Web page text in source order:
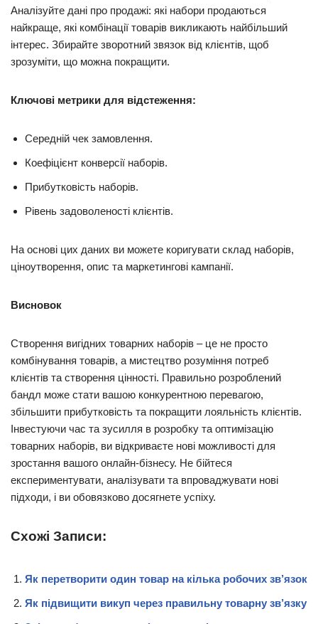
Аналізуйте дані про продажі: які набори продаються
найкраще, які комбінації товарів викликають найбільший
інтерес. Збирайте зворотний звязок від клієнтів, щоб
зрозуміти, що можна покращити.
Ключові метрики для відстеження:
Середній чек замовлення.
Коефіцієнт конверсії наборів.
Прибутковість наборів.
Рівень задоволеності клієнтів.
На основі цих даних ви можете коригувати склад наборів,
ціноутворення, опис та маркетингові кампанії.
Висновок
Створення вигідних товарних наборів – це не просто
комбінування товарів, а мистецтво розуміння потреб
клієнтів та створення цінності. Правильно розроблений
бандл може стати вашою конкурентною перевагою,
збільшити прибутковість та покращити лояльність клієнтів.
Інвестуючи час та зусилля в розробку та оптимізацію
товарних наборів, ви відкриваєте нові можливості для
зростання вашого онлайн-бізнесу. Не бійтеся
експериментувати, аналізувати та впроваджувати нові
підходи, і ви обовязково досягнете успіху.
Схожі Записи:
Як перетворити один товар на кілька робочих зв’язок
Як підвищити викуп через правильну товарну зв’язку